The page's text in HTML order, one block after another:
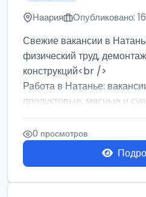
Наария Опубликовано:
Свежие вакансии в
физический труд,
конструкций<br />
Работа в Натанье:
продуктовые, мясные и
Разнорабочий на сборку
0 просмотров